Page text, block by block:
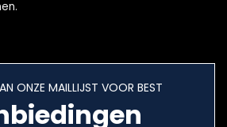
ONZE MAILLIJST VOOR BEST